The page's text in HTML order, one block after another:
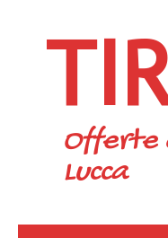
Offerte
Lucca